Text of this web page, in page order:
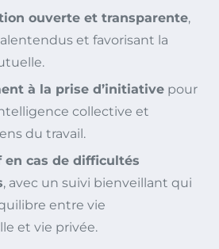
ouverte et transparente,
et favorisant la
à la prise d’initiative pour
collective et
du travail.
en cas de difficultés
, avec un suivi bienveillant qui
entre vie
et vie privée.